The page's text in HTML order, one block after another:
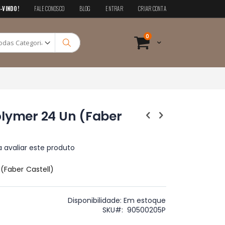
VINDO! FALE CONOSCO BLOG ENTRAR CRIAR CONTA
Cart
0 itens
Pesquisa
24 Un (Faber
avaliar este produto
Castell)
Disponibilidade: Em estoque
SKU
90500205P